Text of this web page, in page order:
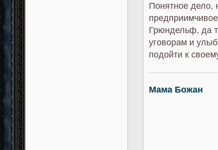
Понятное дело,
Грюндельф, да
уговорам и
подойти к
Мама Божан